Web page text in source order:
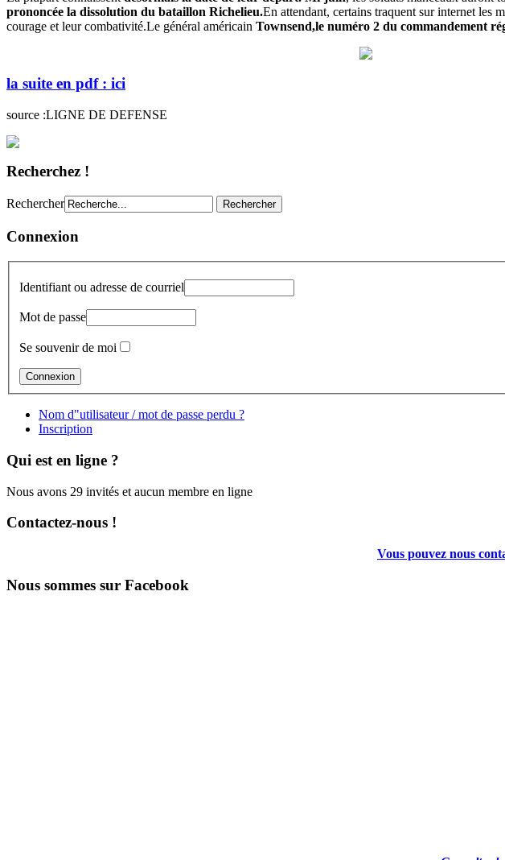
prononcée la dissolution du bataillon Richelieu.En attendant, certains traquent sur internet les
courage et leur combativité.Le général américain Townsend,le numéro 2 du commandement
la suite en pdf : ici
source :LIGNE DE DEFENSE
Recherchez !
Rechercher
Connexion
Identifiant ou adresse de courriel
Mot de passe
Se souvenir de moi
Nom d"utilisateur / mot de passe perdu ?
Inscription
Qui est en ligne ?
Nous avons 29 invités et aucun membre en ligne
Contactez-nous !
Vous pouvez nous
Nous sommes sur Facebook